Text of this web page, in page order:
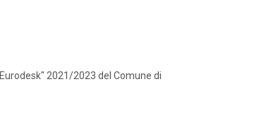
2021/2023 del Comune di